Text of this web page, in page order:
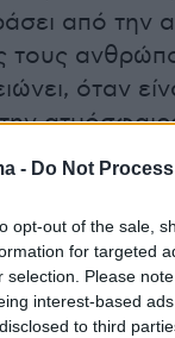
- Do Not
opt-out of the sale,
for targeted
selection. Please
interest-based
to third
από την
τους
όταν
των
ήταν
Χ2 έχουν
Χ2. Πιο
ενώ οι